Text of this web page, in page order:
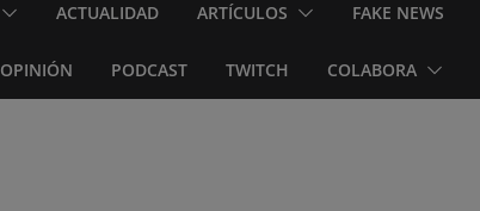
ACTUALIDAD ARTÍCULOS FAKE NEWS
OPINIÓN PODCAST TWITCH COLABORA